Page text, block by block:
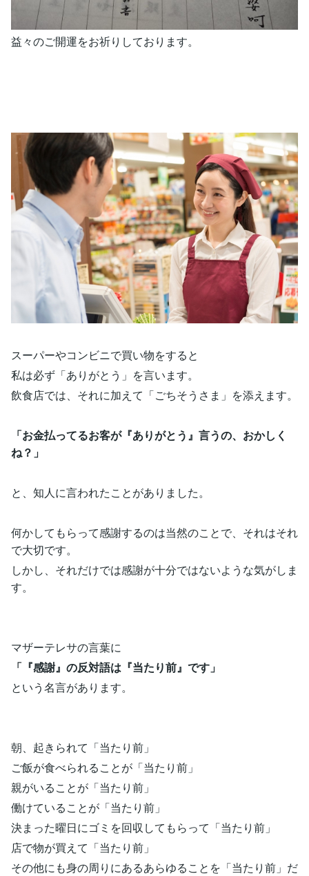
益々のご開運をお祈りしております。
スーパーやコンビニで買い物をすると
私は必ず「ありがとう」を言います。
飲食店では、それに加えて「ごちそうさま」を添えます。
「お金払ってるお客が『ありがとう』言うの、おかしく
ね？」
と、知人に言われたことがありました。
何かしてもらって感謝するのは当然のことで、それはそれ
で大切です。
しかし、それだけでは感謝が十分ではないような気がしま
す。
マザーテレサの言葉に
「『感謝』の反対語は『当たり前』です」
という名言があります。
朝、起きられて「当たり前」
ご飯が食べられることが「当たり前」
親がいることが「当たり前」
働けていることが「当たり前」
決まった曜日にゴミを回収してもらって「当たり前」
店で物が買えて「当たり前」
その他にも身の周りにあるあらゆることを「当たり前」だ